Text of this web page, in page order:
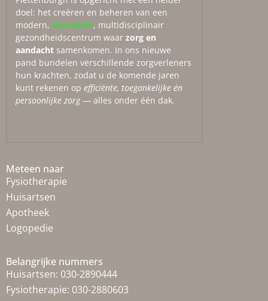
doel: het creëren en beheren van een
modern, duurzaam, multidisciplinair
gezondheidscentrum waar zorg en
aandacht samenkomen. In ons nieuwe
pand bundelen verschillende zorgverleners
hun krachten, zodat u de komende jaren
kunt rekenen op efficiënte, toegankelijke én
persoonlijke zorg— alles onder één dak.
Meteen naar
Fysiotherapie
Huisartsen
Apotheek
Logopedie
Belangrijke nummers
Huisartsen: 030-2890444
Fysiotherapie: 030-2880603